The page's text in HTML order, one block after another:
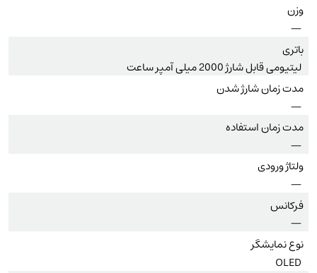
وزن
—
باتری
لیتیومی قابل شارژ 2000 میلی آمپر ساعت
مدت زمان شارژ شدن
—
مدت زمان استفاده
—
ولتاژ ورودی
—
فرکانس
—
نوع نمایشگر
OLED